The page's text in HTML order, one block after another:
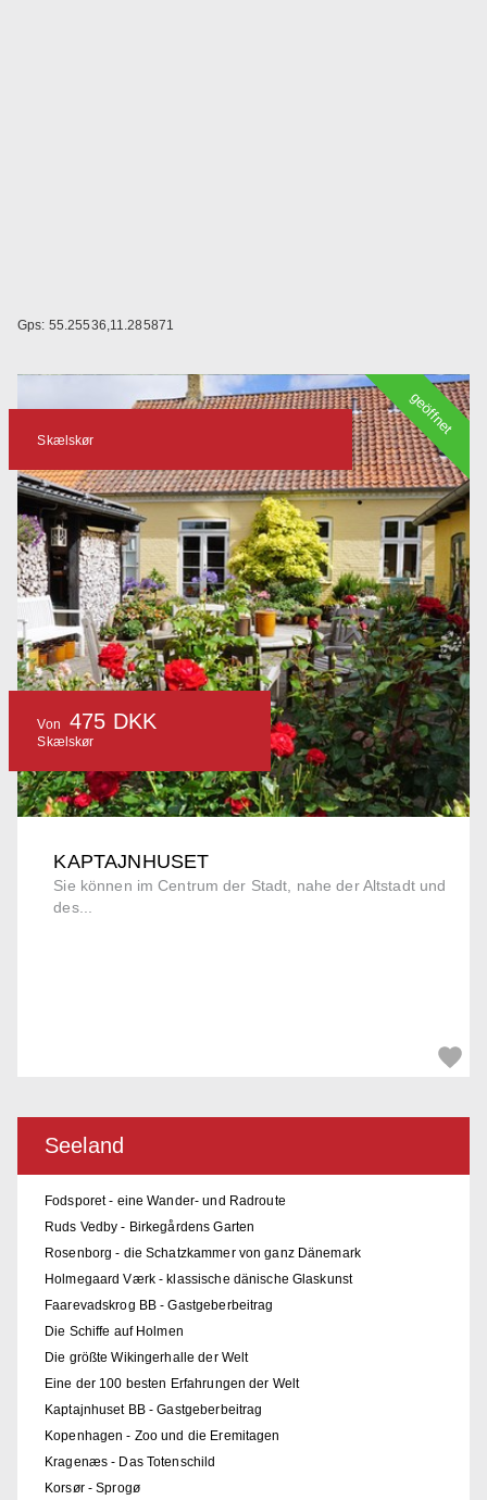
Gps: 55.25536,11.285871
KAPTAJNHUSET
Sie können im Centrum der Stadt, nahe der Altstadt und
des...
Skælskør
Von 475 DKK
Skælskør
geöffnet
Seeland
Fodsporet - eine Wander- und Radroute
Ruds Vedby - Birkegårdens Garten
Rosenborg - die Schatzkammer von ganz Dänemark
Holmegaard Værk - klassische dänische Glaskunst
Faarevadskrog BB - Gastgeberbeitrag
Die Schiffe auf Holmen
Die größte Wikingerhalle der Welt
Eine der 100 besten Erfahrungen der Welt
Kaptajnhuset BB - Gastgeberbeitrag
Kopenhagen - Zoo und die Eremitagen
Kragenæs - Das Totenschild
Korsør - Sprogø